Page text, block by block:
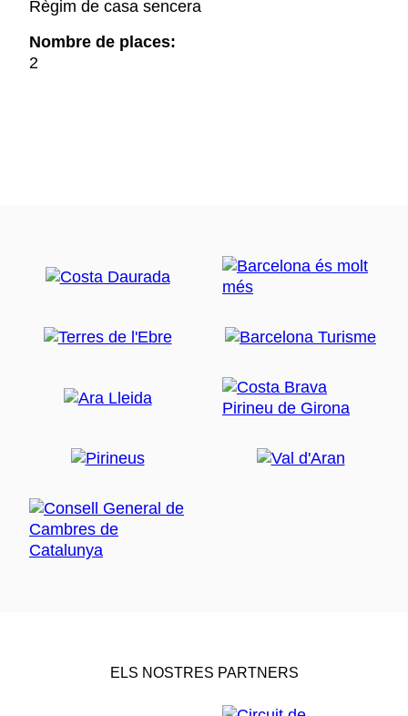
Règim de casa sencera
Nombre de places:
2
ELS NOSTRES PARTNERS